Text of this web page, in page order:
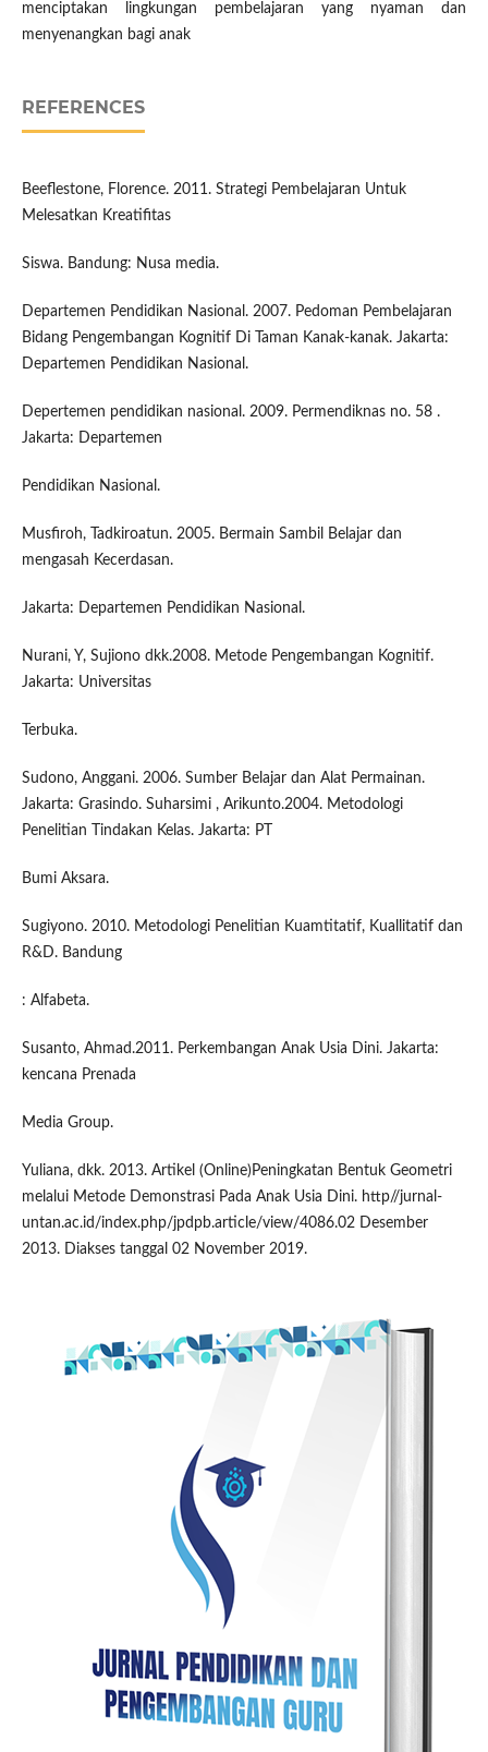
menciptakan lingkungan pembelajaran yang nyaman dan
menyenangkan bagi anak
REFERENCES
Beeflestone, Florence. 2011. Strategi Pembelajaran Untuk
Melesatkan Kreatifitas
Siswa. Bandung: Nusa media.
Departemen Pendidikan Nasional. 2007. Pedoman Pembelajaran
Bidang Pengembangan Kognitif Di Taman Kanak-kanak. Jakarta:
Departemen Pendidikan Nasional.
Depertemen pendidikan nasional. 2009. Permendiknas no. 58 .
Jakarta: Departemen
Pendidikan Nasional.
Musfiroh, Tadkiroatun. 2005. Bermain Sambil Belajar dan
mengasah Kecerdasan.
Jakarta: Departemen Pendidikan Nasional.
Nurani, Y, Sujiono dkk.2008. Metode Pengembangan Kognitif.
Jakarta: Universitas
Terbuka.
Sudono, Anggani. 2006. Sumber Belajar dan Alat Permainan.
Jakarta: Grasindo. Suharsimi , Arikunto.2004. Metodologi
Penelitian Tindakan Kelas. Jakarta: PT
Bumi Aksara.
Sugiyono. 2010. Metodologi Penelitian Kuamtitatif, Kuallitatif dan
R&D. Bandung
: Alfabeta.
Susanto, Ahmad.2011. Perkembangan Anak Usia Dini. Jakarta:
kencana Prenada
Media Group.
Yuliana, dkk. 2013. Artikel (Online)Peningkatan Bentuk Geometri
melalui Metode Demonstrasi Pada Anak Usia Dini. http//jurnal-
untan.ac.id/index.php/jpdpb.article/view/4086.02 Desember
2013. Diakses tanggal 02 November 2019.